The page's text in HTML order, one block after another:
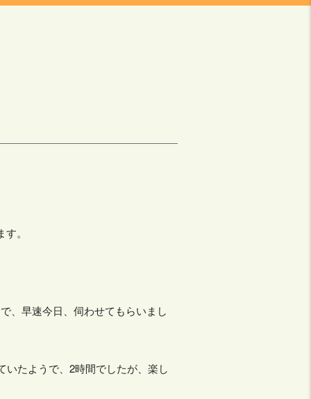
。
、早速今日、伺わせてもらいまし
たようで、2時間でしたが、楽し